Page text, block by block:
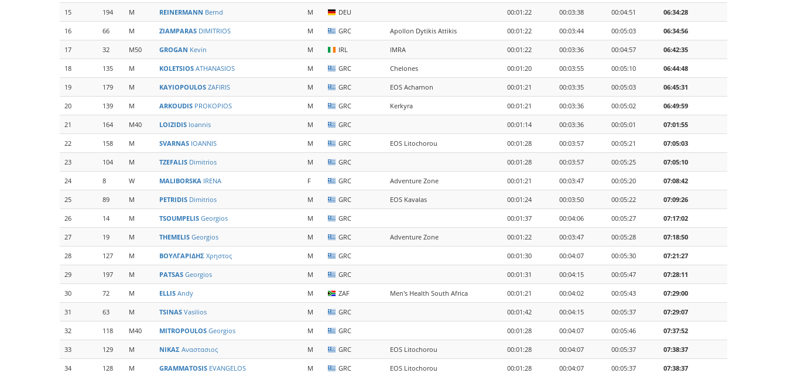
15 194 M REINERMANN Bernd M DEU 00:01:22 00:03:38 00:04:51 06:34:28
16 66 M ZIAMPARAS DIMITRIOS M GRC Apollon Dytikis Attikis 00:01:22 00:03:44 00:05:03 06:34:56
17 32 M50 GROGAN Kevin M IRL IMRA 00:01:22 00:03:36 00:04:57 06:42:35
18 135 M KOLETSIOS ATHANASIOS M GRC Chelones 00:01:20 00:03:55 00:05:10 06:44:48
19 179 M KAYIOPOULOS ZAFIRIS M GRC EOS Acharnon 00:01:21 00:03:35 00:05:03 06:45:31
20 139 M ARKOUDIS PROKOPIOS M GRC Kerkyra 00:01:21 00:03:36 00:05:02 06:49:59
21 164 M40 LOIZIDIS Ioannis M GRC 00:01:14 00:03:36 00:05:01 07:01:55
22 158 M SVARNAS IOANNIS M GRC EOS Litochorou 00:01:28 00:03:57 00:05:21 07:05:03
23 104 M TZEFALIS Dimitrios M GRC 00:01:28 00:03:57 00:05:25 07:05:10
24 8 W MALIBORSKA IRENA F GRC Adventure Zone 00:01:21 00:03:47 00:05:20 07:08:42
25 89 M PETRIDIS Dimitrios M GRC EOS Kavalas 00:01:24 00:03:50 00:05:22 07:09:26
26 14 M TSOUMPELIS Georgios M GRC 00:01:37 00:04:06 00:05:27 07:17:02
27 19 M THEMELIS Georgios M GRC Adventure Zone 00:01:22 00:03:47 00:05:28 07:18:50
28 127 M ΒΟΥΛΓΑΡΙΔΗΣ Χρηστος M GRC 00:01:30 00:04:07 00:05:30 07:21:27
29 197 M PATSAS Georgios M GRC 00:01:31 00:04:15 00:05:47 07:28:11
30 72 M ELLIS Andy M ZAF Men's Health South Africa 00:01:21 00:04:02 00:05:43 07:29:00
31 63 M TSINAS Vasilios M GRC 00:01:42 00:04:15 00:05:37 07:29:07
32 118 M40 MITROPOULOS Georgios M GRC 00:01:28 00:04:07 00:05:46 07:37:52
33 129 M ΝΙΚΑΣ Αναστασιος M GRC EOS Litochorou 00:01:28 00:04:07 00:05:37 07:38:37
34 128 M GRAMMATOSIS EVANGELOS M GRC EOS Litochorou 00:01:28 00:04:07 00:05:37 07:38:37